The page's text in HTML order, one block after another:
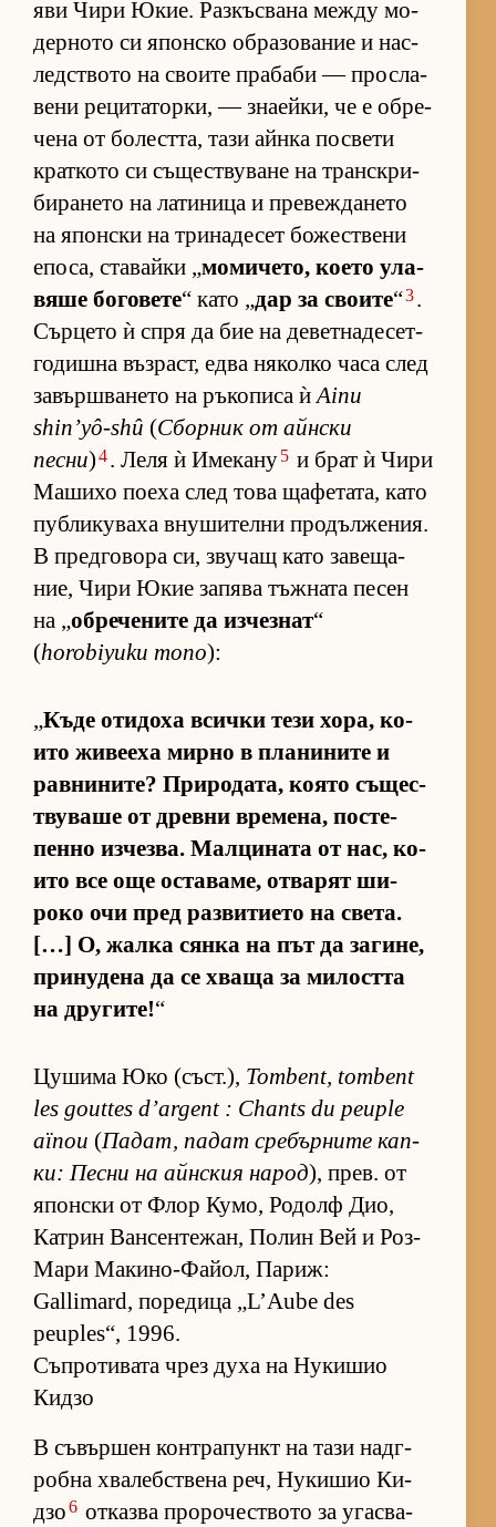
яви Чири Юкие. Раз­къс­вана между мо­
дер­ното си япон­ско об­ра­зо­ва­ние и нас­
лед­с­твото на сво­ите пра­баби — прос­ла­
вени ре­ци­та­тор­ки, — зна­ей­ки, че е об­ре­
чена от бо­лест­та, тази айнка пос­вети
крат­кото си съ­щес­т­ву­ване на тран­с­к­ри­
би­ра­нето на ла­ти­ница и пре­веж­да­нето
на япон­ски на три­на­де­сет бо­жес­т­вени
епо­са, ста­вайки „мо­ми­че­то, ко­ето ула­
вяше бо­го­вете“ като „дар за сво­ите“3.
Сър­цето ѝ спря да бие на де­вет­на­де­сет­
го­дишна въз­раст, едва ня­колко часа след
за­вър­ш­ва­нето на ръ­ко­писа ѝAinu
shin’yô-shû (Сбор­ник от айн­ски
песни)4. Леля ѝ Име­кану5 и брат ѝ Чири
Ма­шихо по­еха след това ща­фе­та­та, като
пуб­ли­ку­ваха вну­ши­телни про­дъл­же­ния.
В пред­го­вора си, зву­чащ като за­ве­ща­
ние, Чири Юкие за­пява тъж­ната пе­сен
на „об­ре­че­ните да из­чез­нат“
(horobiyuku mono):
„Къде оти­доха всички тези хо­ра, ко­
ито жи­ве­еха мирно в пла­ни­ните и
рав­ни­ни­те? При­ро­да­та, ко­ято съ­щес­
т­ву­ваше от древни вре­ме­на, пос­те­
пенно из­чез­ва. Мал­ци­ната от нас, ко­
ито все още ос­та­ва­ме, от­ва­рят ши­
роко очи пред раз­ви­ти­ето на све­та.
[…] О, жалка сянка на път да за­ги­не,
при­ну­дена да се хваща за ми­лостта
на дру­ги­те!“
Цу­шима Юко (съст­.), Tombent, tombent
les gouttes d’argent : Chants du peuple
aïnou (Па­дат, па­дат сре­бър­ните кап­
ки: Песни на айн­с­кия на­род), прев. от
япон­ски от Флор Ку­мо, Ро­долф Дио,
Кат­рин Ван­сен­те­жан, По­лин Вей и Роз-
Мари Ма­ки­но-Фа­йол, Па­риж:
Gallimard, по­ре­дица „L’Aube des
peuples“, 1996.
Съпротивата чрез духа на Нукишио
Кидзо
В съ­вър­шен кон­т­ра­пункт на тази над­г­
робна хва­леб­с­т­вена реч, Ну­ки­шио Ки­
дзо6 от­казва про­ро­чес­т­вото за угас­ва­